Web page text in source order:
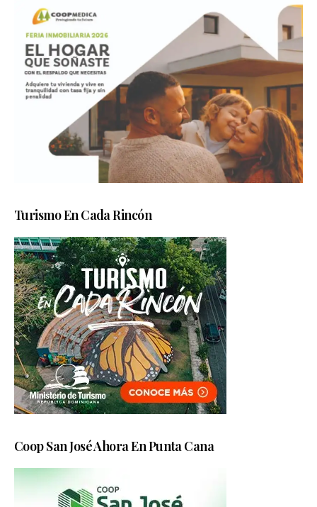
Turismo En Cada Rincón
Coop San José Ahora En Punta Cana